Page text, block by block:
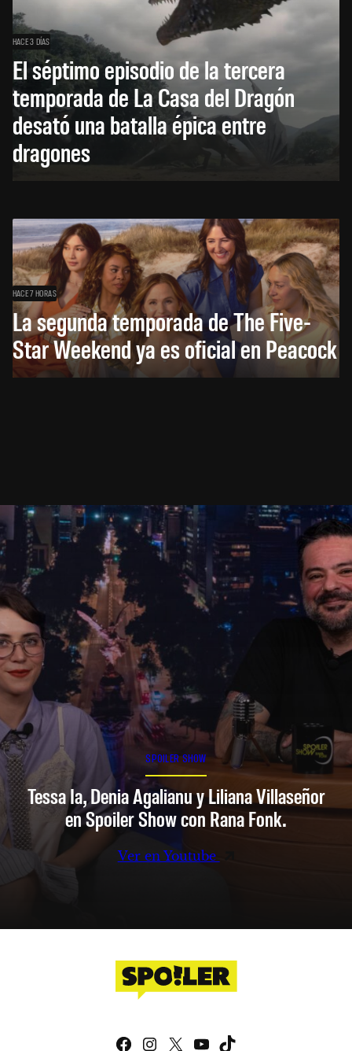
HACE 3 DÍAS
El séptimo episodio de la tercera
temporada de La Casa del Dragón
desató una batalla épica entre
dragones
HACE 7 HORAS
La segunda temporada de The Five-
Star Weekend ya es oficial en Peacock
SPOILER SHOW
Tessa Ia, Denia Agalianu y Liliana Villaseñor
en Spoiler Show con Rana Fonk.
Ver en Youtube
Facebook
Instagram
X YouTube